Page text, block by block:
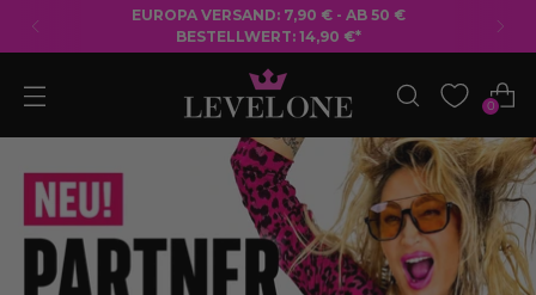
0
KOSTENLOSER VERSAND AB 50 € BESTELLWERT